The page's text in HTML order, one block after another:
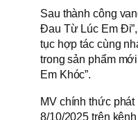
Sau thành công
Đau Từ Lúc Em
tục hợp tác cùng
trong sản phẩm
Em Khóc”.
MV chính thức
8/10/2025 trên